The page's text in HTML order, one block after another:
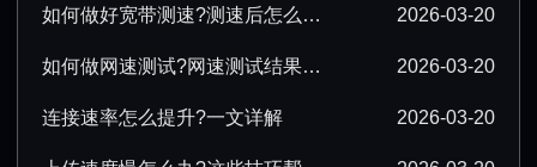
如何做好宽带测速?测速后怎么优化? 2026-03-20
如何做网速测试?网速测试结果怎么解读? 2026-03-20
连接速率怎么提升?一文详解 2026-03-20